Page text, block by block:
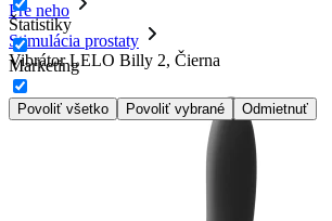
Štatistiky
Marketing
Povoliť všetko Povoliť vybrané Odmietnuť
Pre neho
Stimulácia prostaty
Vibrátor LELO Billy 2, Čierna